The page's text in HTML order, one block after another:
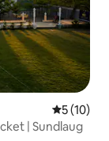
5 af 5 í
5 (10)
| Sundlaug